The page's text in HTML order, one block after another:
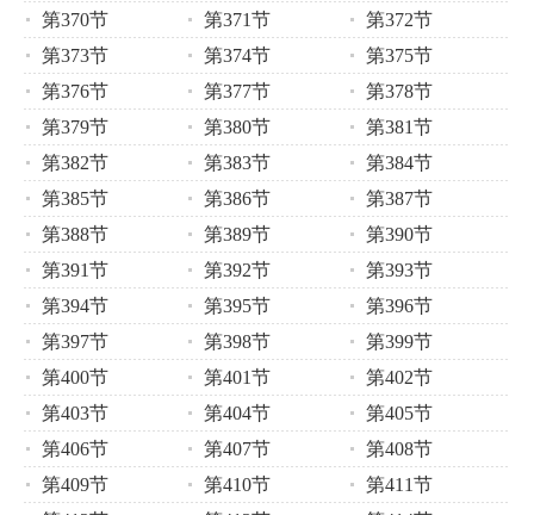
第370节
第371节
第372节
第373节
第374节
第375节
第376节
第377节
第378节
第379节
第380节
第381节
第382节
第383节
第384节
第385节
第386节
第387节
第388节
第389节
第390节
第391节
第392节
第393节
第394节
第395节
第396节
第397节
第398节
第399节
第400节
第401节
第402节
第403节
第404节
第405节
第406节
第407节
第408节
第409节
第410节
第411节